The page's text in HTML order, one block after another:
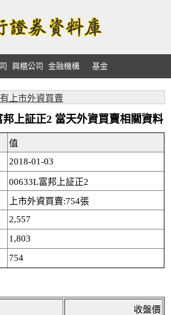
興櫃公司 金融機構 基金
上市外資買賣
邦上証正2 當天外資買賣相關資料
值
2018-01-03
00633L富邦上証正2
上市外資買賣:754張
2,557
1,803
754
收盤價